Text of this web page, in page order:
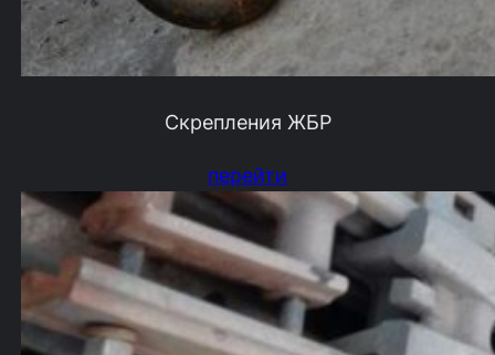
Скрепления ЖБР
перейти